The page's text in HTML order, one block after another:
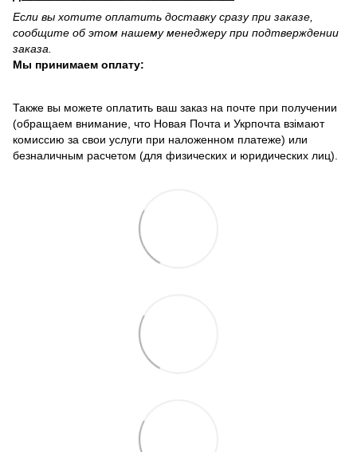
Если вы хотите оплатить доставку сразу при заказе,
сообщите об этом нашему менеджеру при подтверждении
заказа.
Мы принимаем оплату:
Также вы можете оплатить ваш заказ на почте при получении
(обращаем внимание, что Новая Почта и Укрпочта взімают
комиссию за свои услуги при наложенном платеже) или
безналичным расчетом (для физических и юридических лиц).